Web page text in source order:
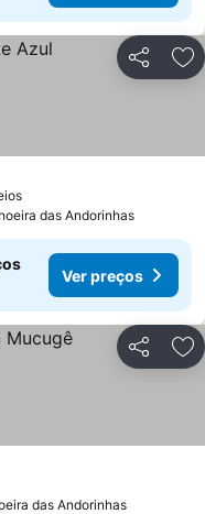
Partilhar
das Andorinhas
Ver preços
Partilhar
das Andorinhas